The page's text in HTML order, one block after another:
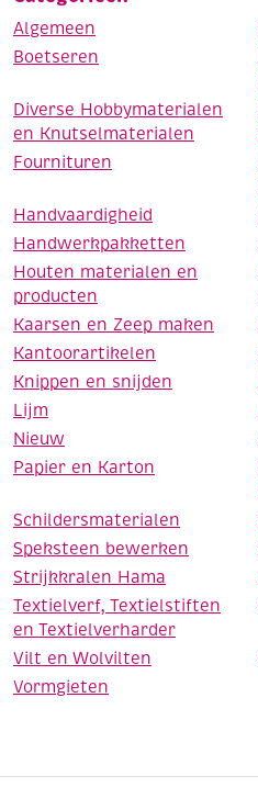
Algemeen
Boetseren
Diverse Hobbymaterialen
en Knutselmaterialen
Fournituren
Handvaardigheid
Handwerkpakketten
Houten materialen en
producten
Kaarsen en Zeep maken
Kantoorartikelen
Knippen en snijden
Lijm
Nieuw
Papier en Karton
Schildersmaterialen
Speksteen bewerken
Strijkkralen Hama
Textielverf, Textielstiften
en Textielverharder
Vilt en Wolvilten
Vormgieten